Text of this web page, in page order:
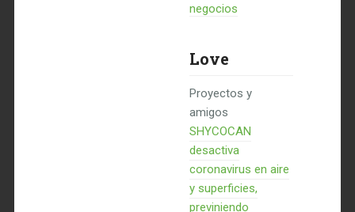
negocios
Love
Proyectos y
amigos
SHYCOCAN
desactiva
coronavirus en aire
y superficies,
previniendo